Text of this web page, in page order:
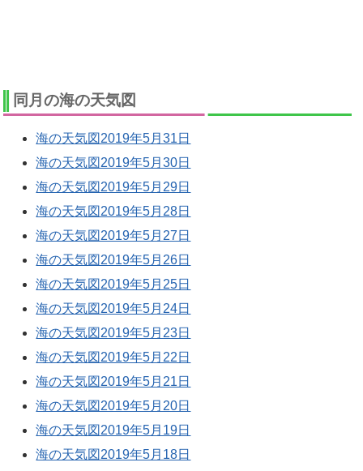
同月の海の天気図
海の天気図2019年5月31日
海の天気図2019年5月30日
海の天気図2019年5月29日
海の天気図2019年5月28日
海の天気図2019年5月27日
海の天気図2019年5月26日
海の天気図2019年5月25日
海の天気図2019年5月24日
海の天気図2019年5月23日
海の天気図2019年5月22日
海の天気図2019年5月21日
海の天気図2019年5月20日
海の天気図2019年5月19日
海の天気図2019年5月18日